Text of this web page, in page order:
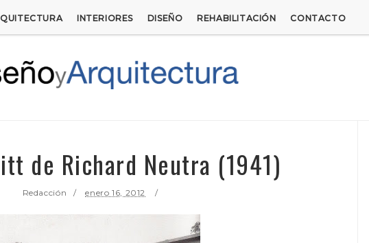
INTERIORES DISEÑO REHABILITACIÓN CONTACTO
de Richard Neutra (1941)
Redacción enero 16, 2012